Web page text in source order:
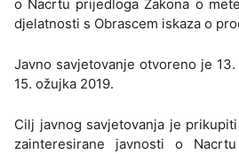
o Nacrtu prijedloga Zakona o
djelatnosti s Obrascem iskaza o
Javno savjetovanje otvoreno je
15. ožujka 2019.
Cilj javnog savjetovanja je
zainteresirane javnosti o